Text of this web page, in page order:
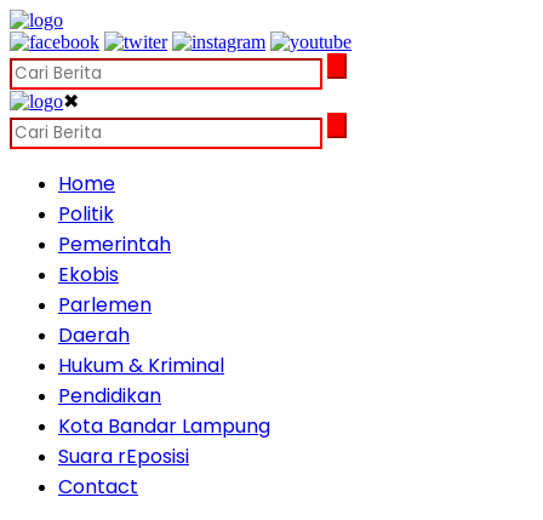
✖
Home
Politik
Pemerintah
Ekobis
Parlemen
Daerah
Hukum & Kriminal
Pendidikan
Kota Bandar Lampung
Suara rEposisi
Contact